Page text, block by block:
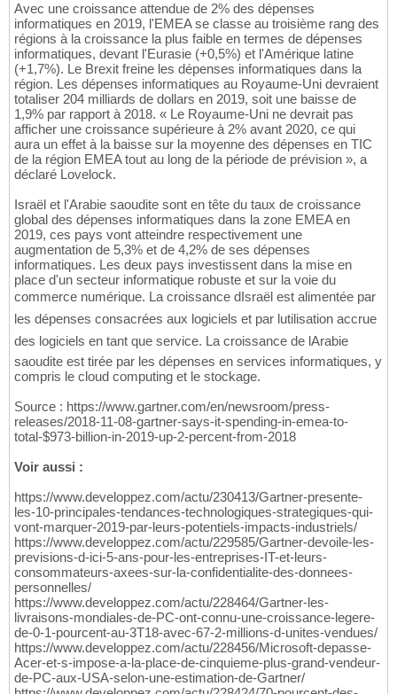
Avec une croissance attendue de 2% des dépenses
informatiques en 2019, l'EMEA se classe au troisième rang des
régions à la croissance la plus faible en termes de dépenses
informatiques, devant l'Eurasie (+0,5%) et l'Amérique latine
(+1,7%). Le Brexit freine les dépenses informatiques dans la
région. Les dépenses informatiques au Royaume-Uni devraient
totaliser 204 milliards de dollars en 2019, soit une baisse de
1,9% par rapport à 2018. « Le Royaume-Uni ne devrait pas
afficher une croissance supérieure à 2% avant 2020, ce qui
aura un effet à la baisse sur la moyenne des dépenses en TIC
de la région EMEA tout au long de la période de prévision », a
déclaré Lovelock.
Israël et l'Arabie saoudite sont en tête du taux de croissance
global des dépenses informatiques dans la zone EMEA en
2019, ces pays vont atteindre respectivement une
augmentation de 5,3% et de 4,2% de ses dépenses
informatiques. Les deux pays investissent dans la mise en
place d'un secteur informatique robuste et sur la voie du
commerce numérique. La croissance dIsraël est alimentée par
les dépenses consacrées aux logiciels et par lutilisation accrue
des logiciels en tant que service. La croissance de lArabie
saoudite est tirée par les dépenses en services informatiques, y
compris le cloud computing et le stockage.
Source : https://www.gartner.com/en/newsroom/press-
releases/2018-11-08-gartner-says-it-spending-in-emea-to-
total-$973-billion-in-2019-up-2-percent-from-2018
Voir aussi :
https://www.developpez.com/actu/230413/Gartner-presente-
les-10-principales-tendances-technologiques-strategiques-qui-
vont-marquer-2019-par-leurs-potentiels-impacts-industriels/
https://www.developpez.com/actu/229585/Gartner-devoile-les-
previsions-d-ici-5-ans-pour-les-entreprises-IT-et-leurs-
consommateurs-axees-sur-la-confidentialite-des-donnees-
personnelles/
https://www.developpez.com/actu/228464/Gartner-les-
livraisons-mondiales-de-PC-ont-connu-une-croissance-legere-
de-0-1-pourcent-au-3T18-avec-67-2-millions-d-unites-vendues/
https://www.developpez.com/actu/228456/Microsoft-depasse-
Acer-et-s-impose-a-la-place-de-cinquieme-plus-grand-vendeur-
de-PC-aux-USA-selon-une-estimation-de-Gartner/